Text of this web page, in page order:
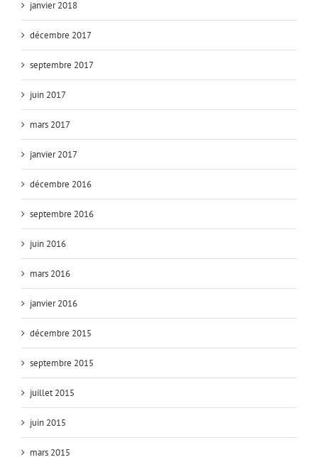
janvier 2018
décembre 2017
septembre 2017
juin 2017
mars 2017
janvier 2017
décembre 2016
septembre 2016
juin 2016
mars 2016
janvier 2016
décembre 2015
septembre 2015
juillet 2015
juin 2015
mars 2015